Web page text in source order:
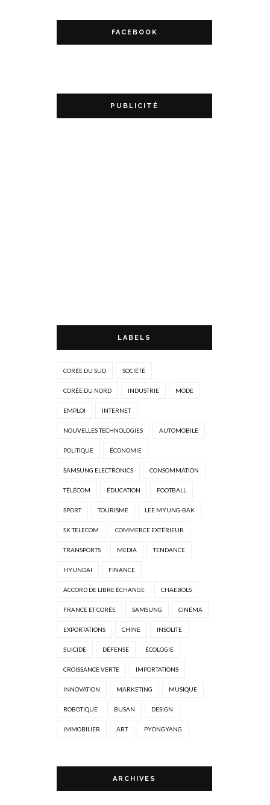
FACEBOOK
PUBLICITÉ
LABELS
CORÉE DU SUD SOCIÉTÉ
CORÉE DU NORD INDUSTRIE MODE
EMPLOI INTERNET
NOUVELLES TECHNOLOGIES AUTOMOBILE
POLITIQUE ÉCONOMIE
SAMSUNG ELECTRONICS CONSOMMATION
TÉLÉCOM ÉDUCATION FOOTBALL
SPORT TOURISME LEE MYUNG-BAK
SK TELECOM COMMERCE EXTÉRIEUR
TRANSPORTS MEDIA TENDANCE
HYUNDAI FINANCE
ACCORD DE LIBRE ÉCHANGE CHAEBOLS
FRANCE ET CORÉE SAMSUNG CINÉMA
EXPORTATIONS CHINE INSOLITE
SUICIDE DÉFENSE ÉCOLOGIE
CROISSANCE VERTE IMPORTATIONS
INNOVATION MARKETING MUSIQUE
ROBOTIQUE BUSAN DESIGN
IMMOBILIER ART PYONGYANG
ARCHIVES